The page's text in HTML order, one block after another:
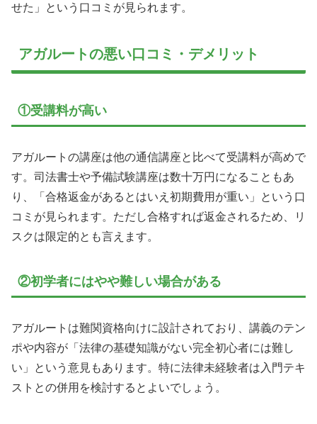
せた」という口コミが見られます。
アガルートの悪い口コミ・デメリット
①受講料が高い
アガルートの講座は他の通信講座と比べて受講料が高めで
す。司法書士や予備試験講座は数十万円になることもあ
り、「合格返金があるとはいえ初期費用が重い」という口
コミが見られます。ただし合格すれば返金されるため、リ
スクは限定的とも言えます。
②初学者にはやや難しい場合がある
アガルートは難関資格向けに設計されており、講義のテン
ポや内容が「法律の基礎知識がない完全初心者には難し
い」という意見もあります。特に法律未経験者は入門テキ
ストとの併用を検討するとよいでしょう。